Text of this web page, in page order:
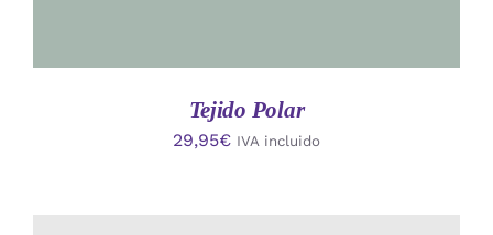
Tejido Polar
29,95€ IVA incluido